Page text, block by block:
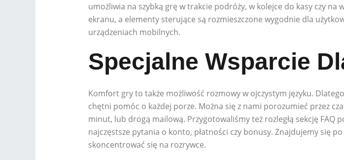
umożliwia na szybką grę w trakcie podróży, w kolejce do kasy czy
ekranu, a elementy sterujące są rozmieszczone wygodnie dla
urządzeniach mobilnych.
Specjalne Wsparcie
Komfort gry to także możliwość rozmowy w ojczystym języku.
chętni pomóc o każdej porze. Można się z nami porozumieć przez
minut, lub drogą mailową. Przygotowaliśmy też rozległą sekcję
najczęstsze pytania o konto, płatności czy bonusy. Znajdujemy się
skoncentrować się na rozrywce.